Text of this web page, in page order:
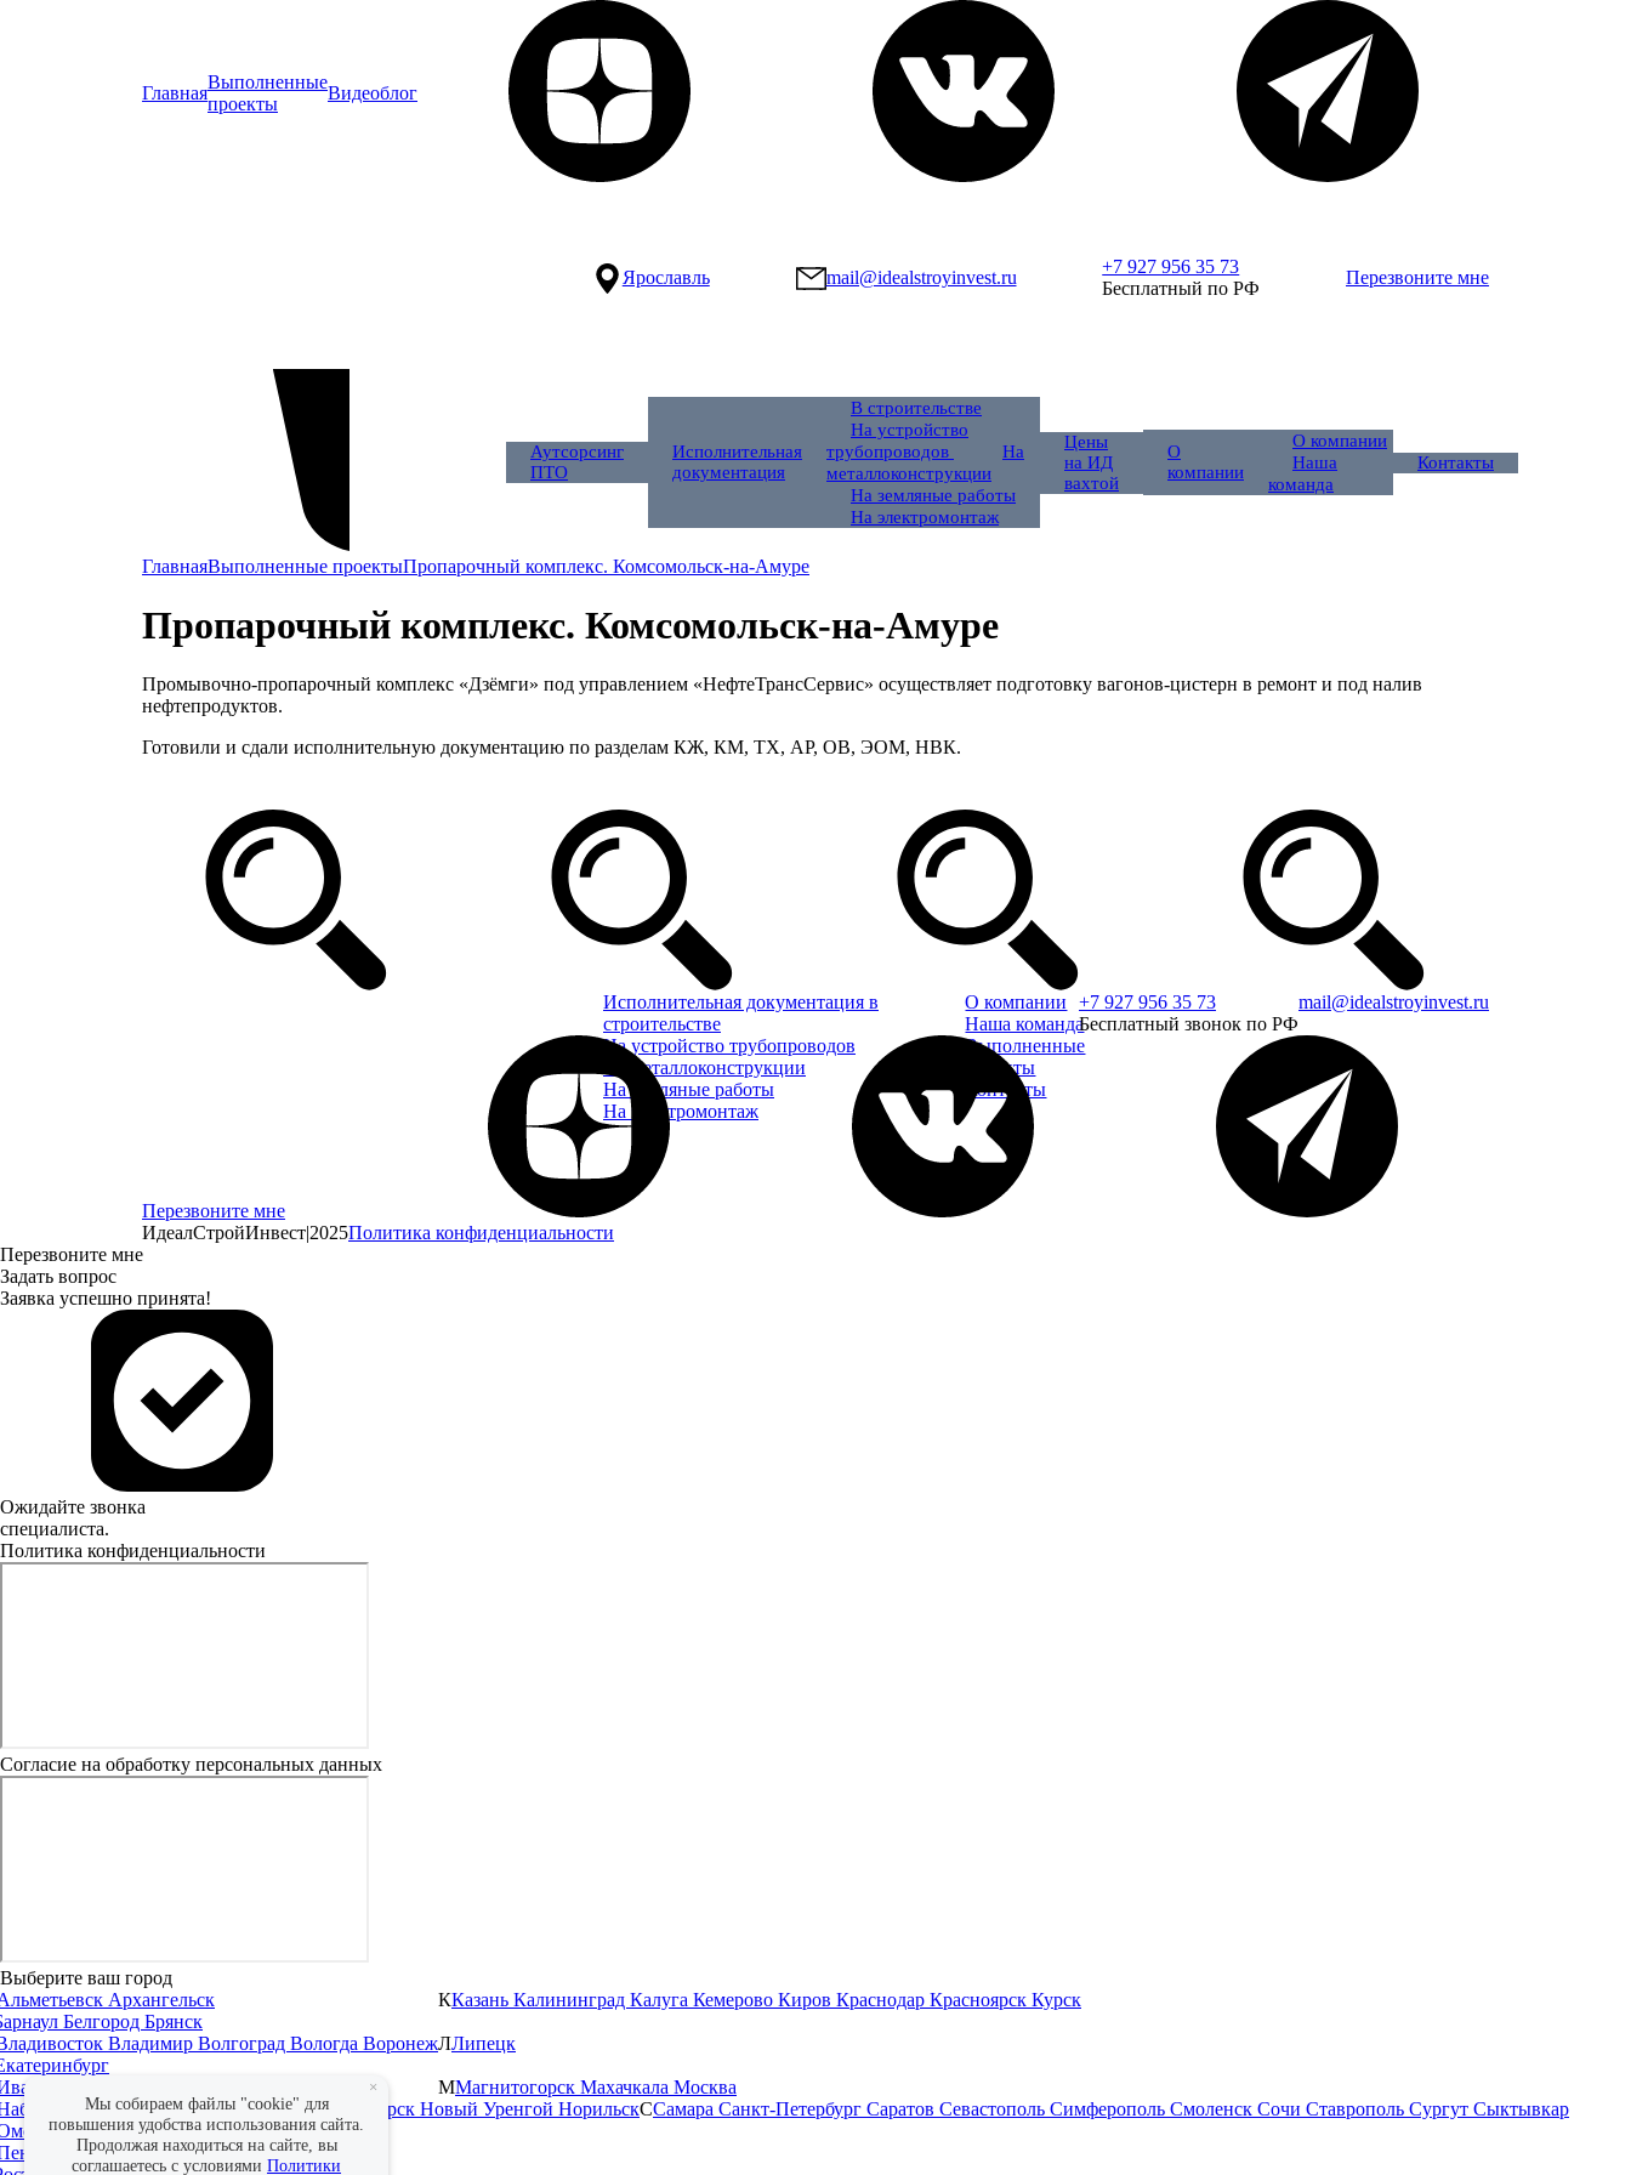
Главная
Выполненные
проекты
Видеоблог
Ярославль mail@idealstroyinvest.ru
+7 927 956 35 73
Бесплатный по РФ
Перезвоните мне
Аутсорсинг
ПТО
Исполнительная
документация
В строительстве
На устройство
трубопроводов
На
металлоконструкции
На земляные работы
На электромонтаж
Цены
на ИД
вахтой
О
компании
О компании
Наша
команда
Контакты
ГлавнаяВыполненные проектыПропарочный комплекс. Комсомольск-на-Амуре
Пропарочный комплекс. Комсомольск-на-Амуре
Промывочно-пропарочный комплекс «Дзёмги» под управлением «НефтеТрансСервис» осуществляет подготовку вагонов-цистерн в ремонт и под налив
нефтепродуктов.
Готовили и сдали исполнительную документацию по разделам КЖ, КМ, ТХ, АР, ОВ, ЭОМ, НВК.
Перезвоните мне
Исполнительная документация в
строительстве
На устройство трубопроводов
На металлоконструкции
На земляные работы
На электромонтаж
О компании
Наша команда
Выполненные
проекты
Контакты
+7 927 956 35 73
Бесплатный звонок по РФ
mail@idealstroyinvest.ru
ИдеалСтройИнвест|2025Политика конфиденциальности
Перезвоните мне
Задать вопрос
Заявка успешно принята!
Ожидайте звонка
специалиста.
Политика конфиденциальности
Согласие на обработку персональных данных
Выберите ваш город
Архангельск
Белгород Брянск
Владимир Волгоград Вологда Воронеж
ККазань Калининград Калуга Кемерово Киров Краснодар Красноярск Курск
ЛЛипецк
ММагнитогорск Махачкала Москва
ЧелныНижневартовск Новосибирск Новый Уренгой Норильск
Оренбург
Пермь
ССамара Санкт-Петербург Саратов Севастополь Симферополь Смоленск Сочи Ставрополь Сургут Сыктывкар
×
Мы собираем файлы "cookie" для
повышения удобства использования сайта.
Продолжая находиться на сайте, вы
соглашаетесь с условиями Политики